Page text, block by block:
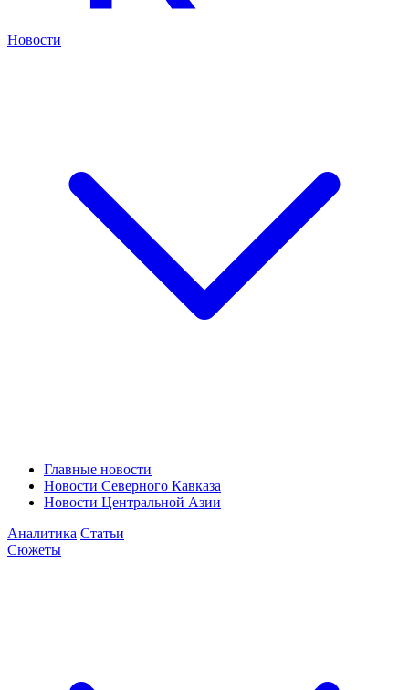
Новости
Главные новости
Новости Северного Кавказа
Новости Центральной Азии
Аналитика Статьи
Сюжеты